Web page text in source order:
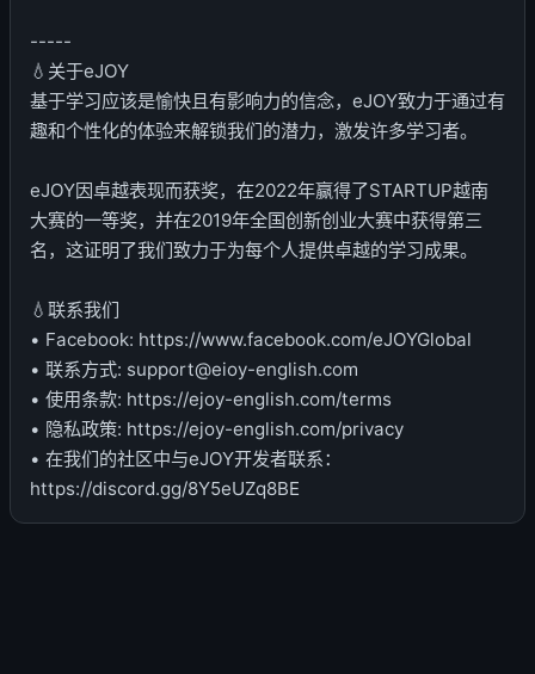
-----
💧关于eJOY
基于学习应该是愉快且有影响力的信念，eJOY致力于通过有
趣和个性化的体验来解锁我们的潜力，激发许多学习者。
eJOY因卓越表现而获奖，在2022年赢得了STARTUP越南
大赛的一等奖，并在2019年全国创新创业大赛中获得第三
名，这证明了我们致力于为每个人提供卓越的学习成果。
💧联系我们
• Facebook: https://www.facebook.com/eJOYGlobal
• 联系方式: support@eioy-english.com
• 使用条款: https://ejoy-english.com/terms
• 隐私政策: https://ejoy-english.com/privacy
• 在我们的社区中与eJOY开发者联系：
https://discord.gg/8Y5eUZq8BE